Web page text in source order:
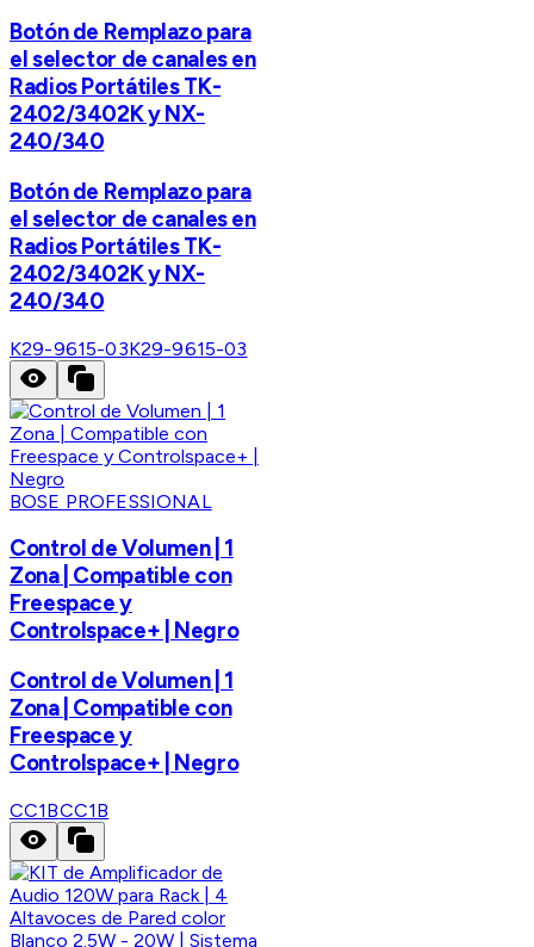
Botón de Remplazo para
el selector de canales en
Radios Portátiles TK-
2402/3402K y NX-
240/340
Botón de Remplazo para
el selector de canales en
Radios Portátiles TK-
2402/3402K y NX-
240/340
K29-9615-03K29-9615-03
BOSE PROFESSIONAL
Control de Volumen | 1
Zona | Compatible con
Freespace y
Controlspace+ | Negro
Control de Volumen | 1
Zona | Compatible con
Freespace y
Controlspace+ | Negro
CC1BCC1B